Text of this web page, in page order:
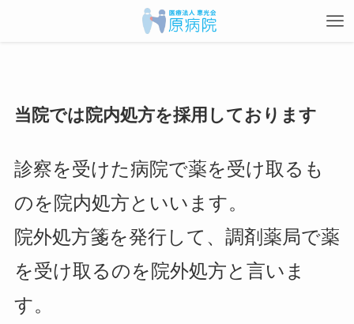
当院では院内処方を採用しております
診察を受けた病院で薬を受け取るも
のを院内処方といいます。
院外処方箋を発行して、調剤薬局で薬
を受け取るのを院外処方と言いま
す。